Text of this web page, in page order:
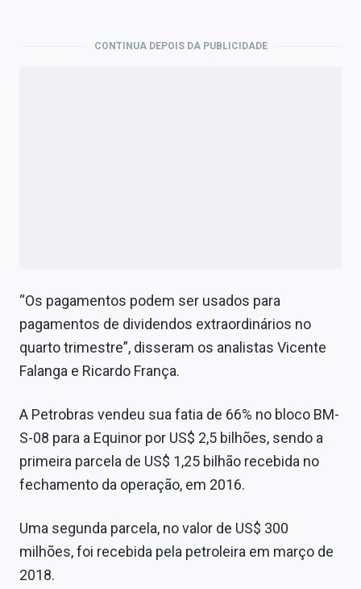
Sobre
Expediente
Contato
CONTINUA DEPOIS DA PUBLICIDADE
“Os pagamentos podem ser usados para
pagamentos de dividendos extraordinários no
quarto trimestre”, disseram os analistas Vicente
Falanga e Ricardo França.
A Petrobras vendeu sua fatia de 66% no bloco BM-
S-08 para a Equinor por US$ 2,5 bilhões, sendo a
primeira parcela de US$ 1,25 bilhão recebida no
fechamento da operação, em 2016.
Uma segunda parcela, no valor de US$ 300
milhões, foi recebida pela petroleira em março de
2018.